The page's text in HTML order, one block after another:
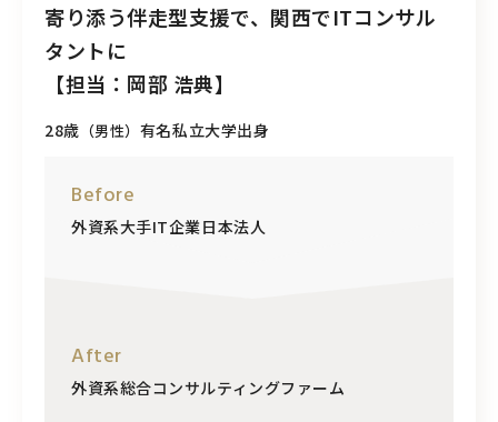
28歳 （男性） 有名私立大学出身
寄り添う伴走型支援で、関西でITコンサル
タントに
【担当：岡部 浩典】
Before
外資系大手IT企業日本法人
After
外資系総合コンサルティングファーム